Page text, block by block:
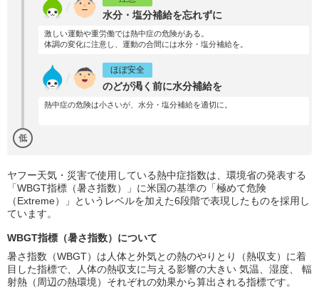
低
水分・塩分補給を忘れずに
激しい運動や重労働では熱中症の危険がある。
体調の変化に注意し、運動の合間には水分・塩分補給を。
ほぼ安全
のどが渇く前に水分補給を
熱中症の危険は小さいが、水分・塩分補給を適切に。
ヤフー天気・災害で使用している熱中症指数は、環境省の発表する
「WBGT指標（暑さ指数）」に米国の基準の「極めて危険
（Extreme）」というレベルを加えた6段階で表現したものを採用し
ています。
WBGT指標（暑さ指数）について
暑さ指数（WBGT）は人体と外気との熱のやりとり（熱収支）に着
目した指標で、人体の熱収支に与える影響の大きい 気温、湿度、 輻
射熱（周辺の熱環境）それぞれの効果から算出される指標です。